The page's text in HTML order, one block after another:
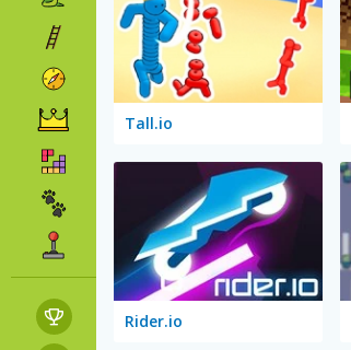
Tall.io
Rider.io